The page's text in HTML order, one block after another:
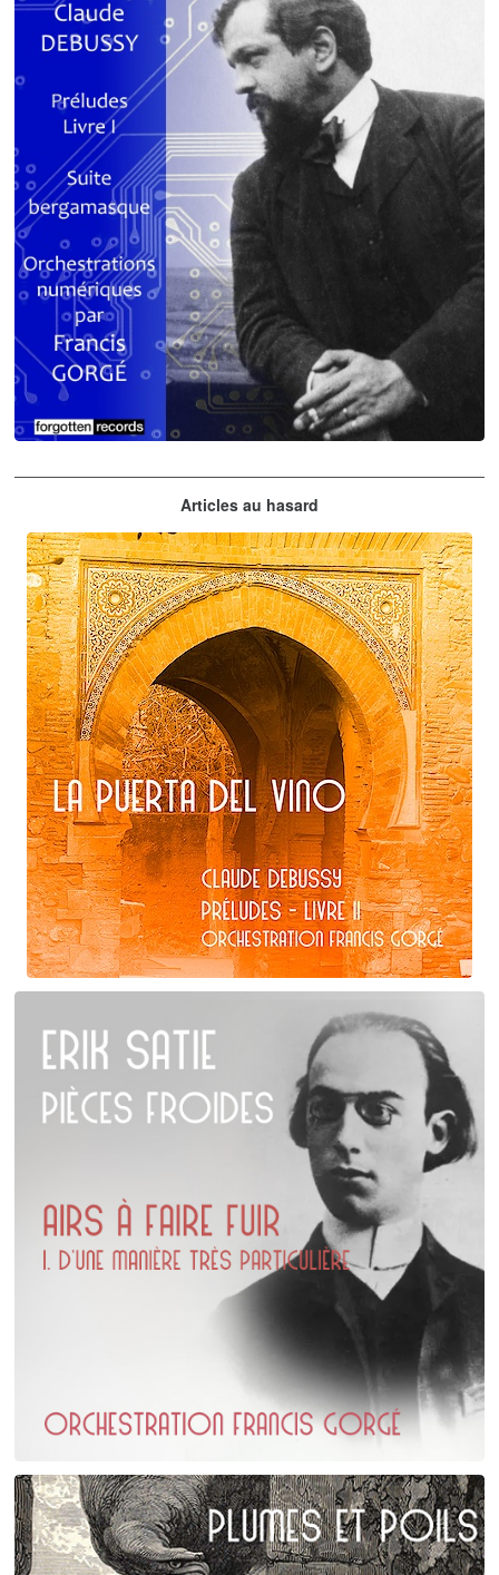
Debussy - Schmitt - Ravel
orchestrations numériques par Francis Gorgé
Articles au hasard
Claude Debussy
La puerta del vino
Erik Satie
D'une manière particulière